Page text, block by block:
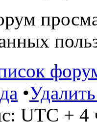
•
UTC + 4